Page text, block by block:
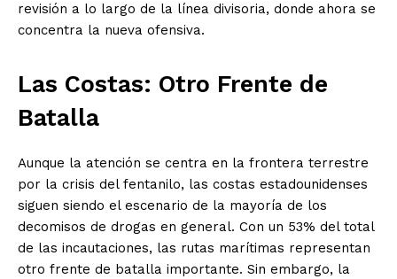
El Suplemento
revisión a lo largo de la línea divisoria, donde ahora se
concentra la nueva ofensiva.
Las Costas: Otro Frente de
Batalla
Aunque la atención se centra en la frontera terrestre
por la crisis del fentanilo, las costas estadounidenses
siguen siendo el escenario de la mayoría de los
decomisos de drogas en general. Con un 53% del total
de las incautaciones, las rutas marítimas representan
otro frente de batalla importante. Sin embargo, la